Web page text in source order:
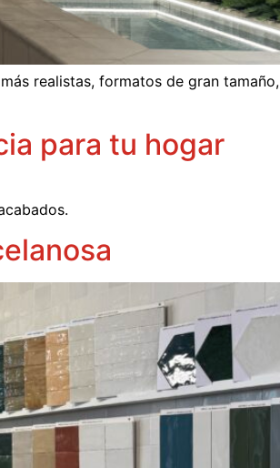
realistas, formatos de gran tamaño,
para tu hogar